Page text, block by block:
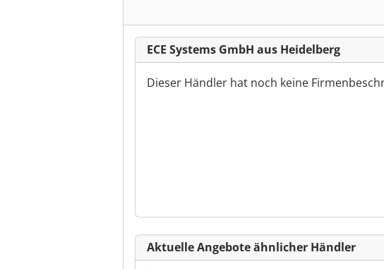
ECE Systems GmbH aus Heidelberg
Dieser Händler hat noch keine
Aktuelle Angebote ähnlicher Händler